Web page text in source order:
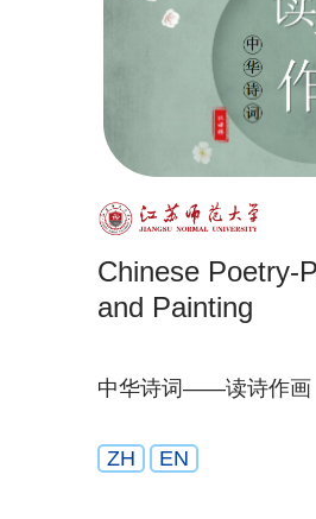
Chinese Poetry-
and Painting
中华诗词——读诗作画
ZH EN